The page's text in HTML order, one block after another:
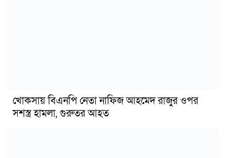
খোকসায় বিএনপি নেতা নাফিজ আহমেদ রাজুর ওপর
সশস্ত্র হামলা, গুরুতর আহত